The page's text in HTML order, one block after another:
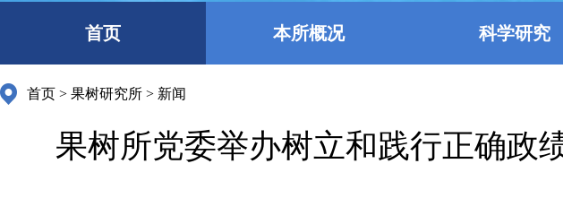
首页 本所概况 科学研究
首页 > 果树研究所 > 新闻
果树所党委举办树立和践行正确政